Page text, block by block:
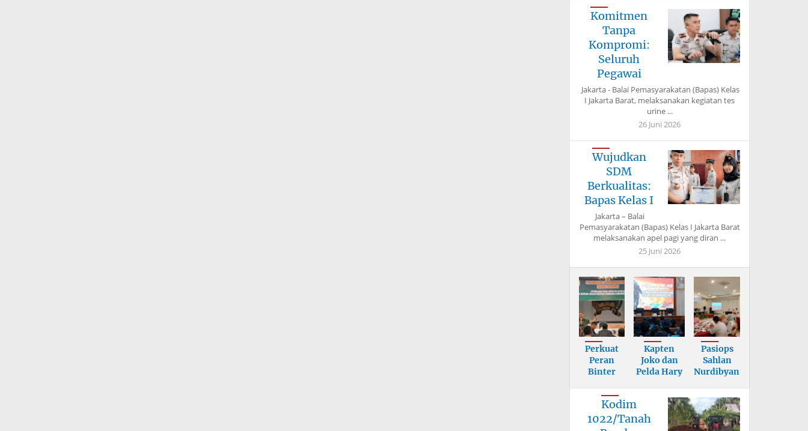
Komitmen
Tanpa
Kompromi:
Seluruh
Pegawai
Jakarta - Balai Pemasyarakatan (Bapas) Kelas
I Jakarta Barat, melaksanakan kegiatan tes
urine ...
26 Juni 2026
Wujudkan
SDM
Berkualitas:
Bapas Kelas I
Jakarta – Balai
Pemasyarakatan (Bapas) Kelas I Jakarta Barat
melaksanakan apel pagi yang diran ...
25 Juni 2026
Perkuat
Peran
Binter
Mitigasi
Benc
Kapten
Joko dan
Pelda Hary
Pasiops
Sahlan
Nurdibyanto
Kodim
1022/Tanah